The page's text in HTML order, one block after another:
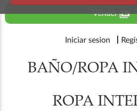
Venderperm_media
Iniciar sesion
BAÑO/ROPA
ROPA